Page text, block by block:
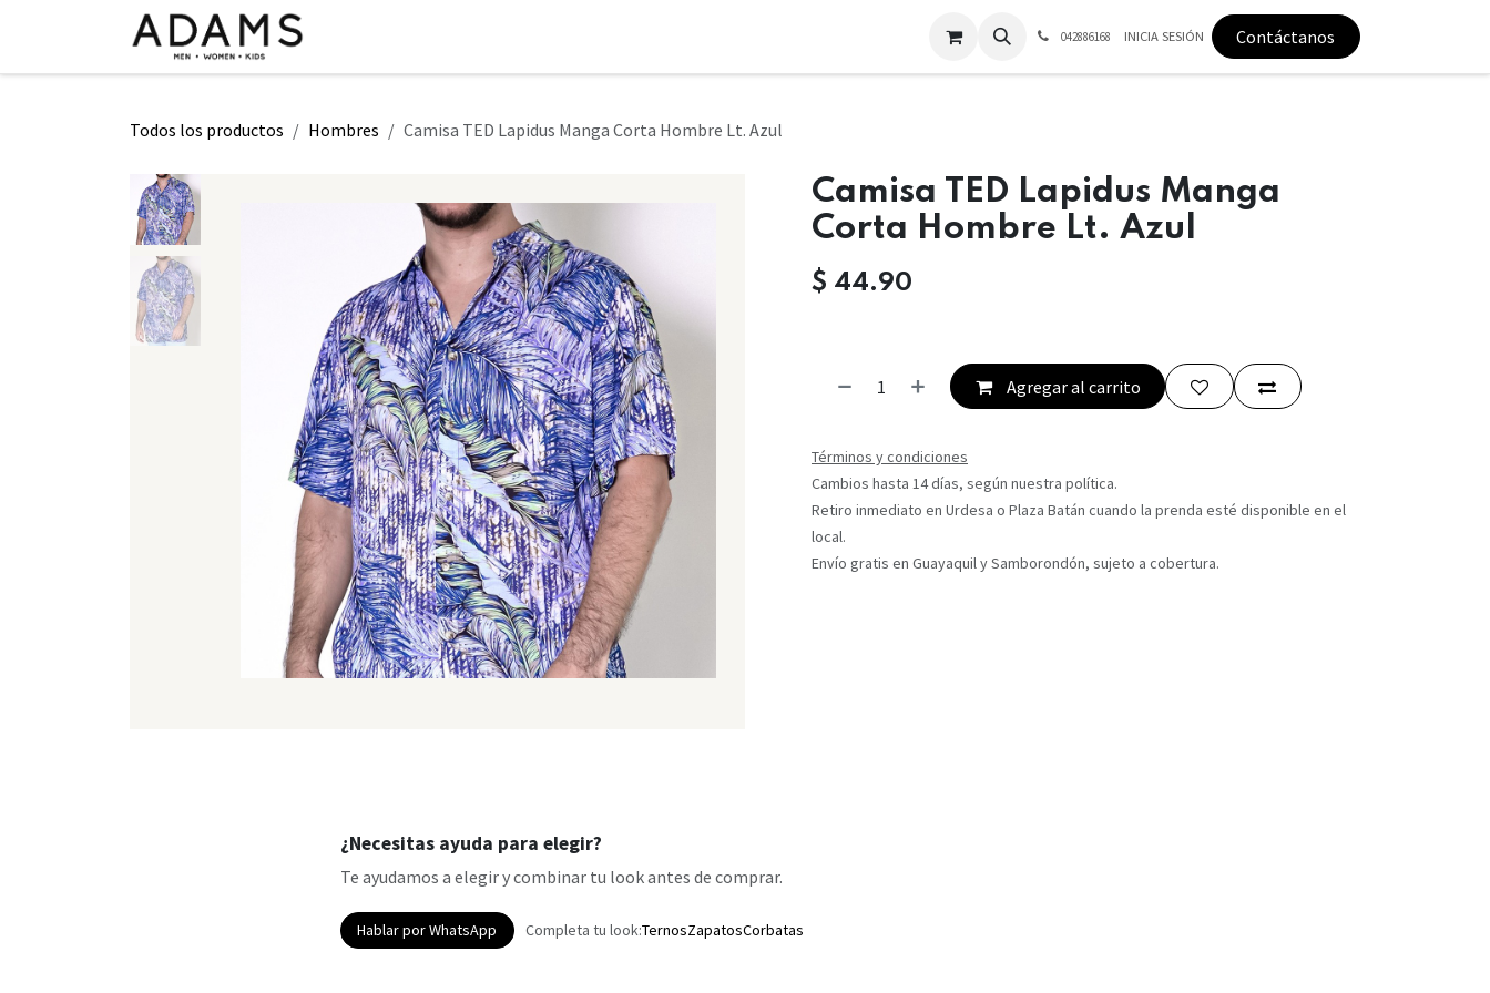
042886168 INICIA SESIÓN Contáctanos
Todos los productos Hombres Camisa TED Lapidus Manga Corta Hombre Lt. Azul
Camisa TED Lapidus Manga
Corta Hombre Lt. Azul
$ 44.90
Agregar al carrito
Términos y condiciones
Cambios hasta 14 días, según nuestra política.
Retiro inmediato en Urdesa o Plaza Batán cuando la prenda esté disponible en el
local.
Envío gratis en Guayaquil y Samborondón, sujeto a cobertura.
¿Necesitas ayuda para elegir?
Te ayudamos a elegir y combinar tu look antes de comprar.
Hablar por WhatsApp Completa tu look:TernosZapatosCorbatas